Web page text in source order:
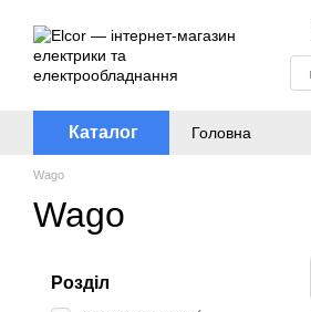
Каталог Головна
Wago
Wago
Розділ